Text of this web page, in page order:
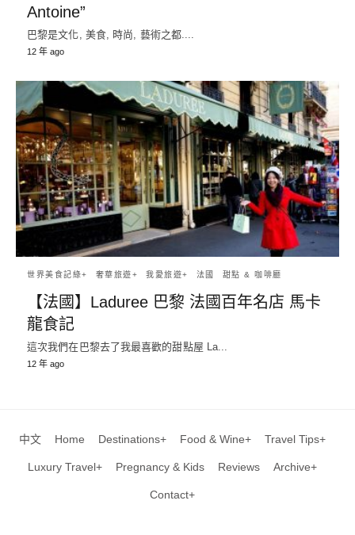
Antoine”
巴黎是文化, 美食, 時尚, 藝術之都....
12 年 ago
世界美食記綠+ 奢華旅遊+ 我愛旅遊+ 法國 甜點 & 咖啡廳
【法國】Laduree 巴黎 法國百年名店 馬卡
龍食記
這次我們在巴黎去了我最喜歡的甜點屋 La...
12 年 ago
中文 Home Destinations+ Food & Wine+ Travel Tips+
Luxury Travel+ Pregnancy & Kids Reviews Archive+
Contact+